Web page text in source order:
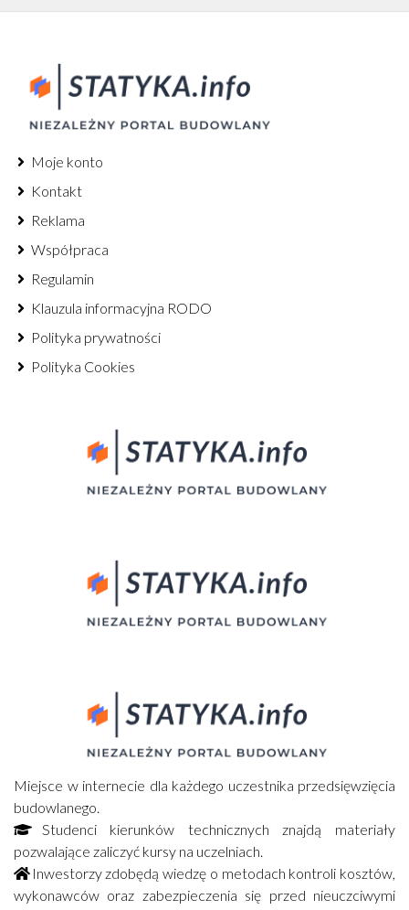
Moje konto
Kontakt
Reklama
Współpraca
Regulamin
Klauzula informacyjna RODO
Polityka prywatności
Polityka Cookies
Miejsce w internecie dla każdego uczestnika przedsięwzięcia
budowlanego.
Studenci kierunków technicznych znajdą materiały
pozwalające zaliczyć kursy na uczelniach.
Inwestorzy zdobędą wiedzę o metodach kontroli kosztów,
wykonawców oraz zabezpieczenia się przed nieuczciwymi